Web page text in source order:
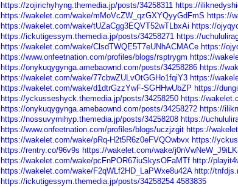
https://zojirichyhyng.themedia.jp/posts/34258311 https://
https://wakelet.com/wake/mMoVcZW_qzGXYQyyGdFmS https://
https://wakelet.com/wake/tUZaCgg3EQVT52wTLbxAi https://
https://ickutigessym.themedia.jp/posts/34258271 https://
https://wakelet.com/wake/ClsdTWQE5T7eUNhACMACe https://
https://www.onfeetnation.com/profiles/blogs/rsptrygm https://
https://onykuqygynga.amebaownd.com/posts/34258286 https://
https://wakelet.com/wake/77cbwZULvOtGGHo1fqiY3 https://
https://wakelet.com/wake/d1dtrGzzYwF-SGHHwUbZP https://
https://yckusseshyck.themedia.jp/posts/34258250 https://
https://onykuqygynga.amebaownd.com/posts/34258272 https://
https://nossuvymihyp.themedia.jp/posts/34258208 https://
https://www.onfeetnation.com/profiles/blogs/uczjzgit https://
https://wakelet.com/wake/pRq-H2t5R6z0eFVQOwbvx https://
https://rentry.co/96v9s https://wakelet.com/wake/
https://wakelet.com/wake/pcFnPOR67iuSkysOFaMTf http://
https://wakelet.com/wake/F2qWLf2HD_LaPWxe8u42A http://
https://ickutigessym.themedia.jp/posts/34258254 4583835